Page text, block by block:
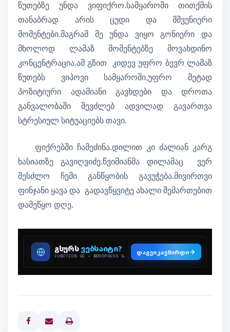
წუთებზე უნდა ვიფიქრო.სამყაროში თითქმის
თანაბრად არის ცუდი და მშვენიერი
მომენტები.მაგრამ მე უნდა ვიყო გონიერი და
მხოლოდ ლამაზ მომენტებზე მოვახდინო
კონცენტრაცია.ამ გზით კიდევ უფრო ბევრ ლამაზ
წუთებს ვიპოვი სამყაროში,უფრო მეტად
პოზიტიური ადამიანი გავხდები და დროთა
განვალობაში შევძლებ ადვილად გავართვა
სტრესიულ სიტუაციებს თავი.
ფიქრებში ჩამეძინა.დილით კი ძალიან კარგ
ხასიათზე გავიღვიძე.წვიმიანმა დილამაც ვერ
შესძლო ჩემი განწყობის გავუჭება.მივირთვი
ფინჯანი ყავა და გადავწყვიტე ახალი შემართებით
დამეწყო დღე.
Print